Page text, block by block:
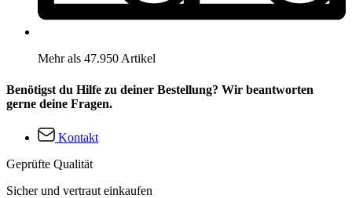
Mehr als 47.950 Artikel
Benötigst du Hilfe zu deiner Bestellung? Wir beantworten
gerne deine Fragen.
Kontakt
Geprüfte Qualität
Sicher und vertraut einkaufen